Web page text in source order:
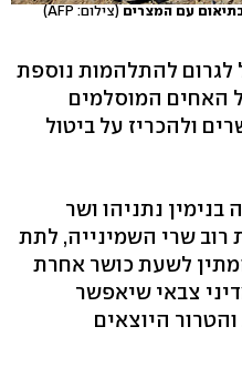
עם המצרים(צילום: AFP)
לגרום להתלהמות נוספת
האחים המוסלמים
ולהכריז על ביטול
נתניהו ושר
רוב שרי השמינייה, לתת
לשעת כושר אחרת
צבאי שיאפשר
היוצאים